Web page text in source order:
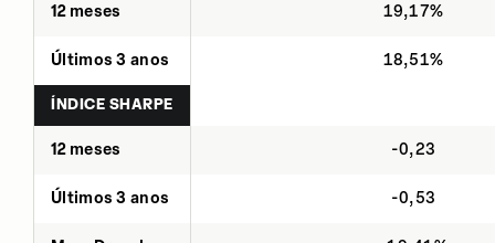
12 meses 19,17%
Últimos 3 anos 18,51%
ÍNDICE SHARPE
12 meses -0,23
Últimos 3 anos -0,53